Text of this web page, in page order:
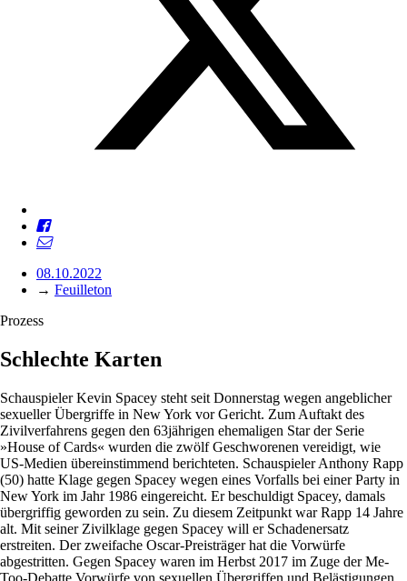
08.10.2022
→ Feuilleton
Prozess
Schlechte Karten
Schauspieler Kevin Spacey steht seit Donnerstag wegen angeblicher
sexueller Übergriffe in New York vor Gericht. Zum Auftakt des
Zivilverfahrens gegen den 63jährigen ehemaligen Star der Serie
»House of Cards« wurden die zwölf Geschworenen vereidigt, wie
US-Medien übereinstimmend berichteten. Schauspieler Anthony Rapp
(50) hatte Klage gegen Spacey wegen eines Vorfalls bei einer Party in
New York im Jahr 1986 eingereicht. Er beschuldigt Spacey, damals
übergriffig geworden zu sein. Zu diesem Zeitpunkt war Rapp 14 Jahre
alt. Mit seiner Zivilklage gegen Spacey will er Schadenersatz
erstreiten. Der zweifache Oscar-Preisträger hat die Vorwürfe
abgestritten. Gegen Spacey waren im Herbst 2017 im Zuge der Me-
Too-Debatte Vorwürfe von sexuellen Übergriffen und Belästigungen